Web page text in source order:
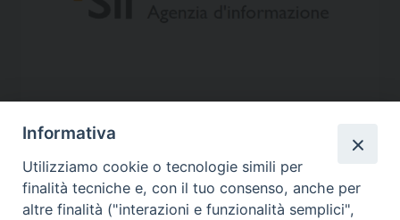
Informativa
Utilizziamo cookie o tecnologie simili per
finalità tecniche e, con il tuo consenso, anche per
altre finalità ("interazioni e funzionalità semplici",